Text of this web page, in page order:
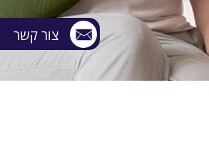
צור קשר